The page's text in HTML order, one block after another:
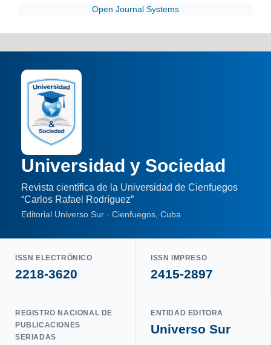
Open Journal Systems
Universidad y Sociedad
Revista científica de la Universidad de Cienfuegos
“Carlos Rafael Rodríguez”
Editorial Universo Sur · Cienfuegos, Cuba
ISSN ELECTRÓNICO
2218-3620
ISSN IMPRESO
2415-2897
REGISTRO NACIONAL DE
PUBLICACIONES
SERIADAS
ENTIDAD EDITORA
Universo Sur